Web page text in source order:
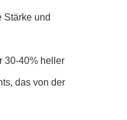
Stärke und
30-40% heller
das von der